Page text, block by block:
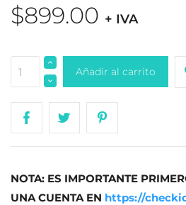
$899.00 + IVA
Añadir al carrito
NOTA: ES IMPORTANTE
UNA CUENTA EN https://